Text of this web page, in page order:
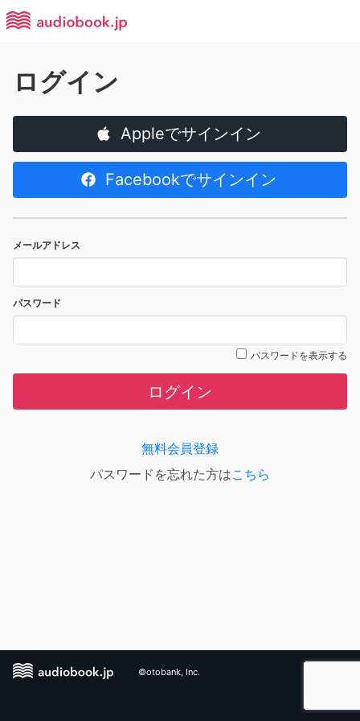
ログイン
Appleでサインイン
Facebookでサインイン
メールアドレス
パスワード
パスワードを表示する
ログイン
無料会員登録
パスワードを忘れた方はこちら
©otobank, Inc.